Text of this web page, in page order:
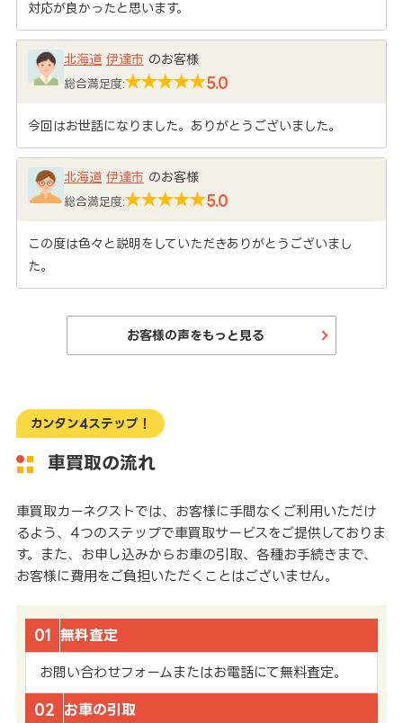
対応が良かったと思います。
北海道 伊達市 のお客様
総合満足度: 5.0
今回はお世話になりました。ありがとうございました。
北海道 伊達市 のお客様
総合満足度: 5.0
この度は色々と説明をしていただきありがとうございまし
た。
お客様の声をもっと見る
カンタン4ステップ！
車買取の流れ
車買取カーネクストでは、お客様に手間なくご利用いただけ
るよう、4つのステップで車買取サービスをご提供しておりま
す。また、お申し込みからお車の引取、各種お手続きまで、
お客様に費用をご負担いただくことはございません。
01 無料査定
お問い合わせフォームまたはお電話にて無料査定。
02 お車の引取